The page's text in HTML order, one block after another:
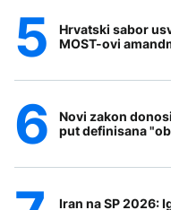
Hrvatski sabor
MOST-ovi
Novi zakon
put definisana
Iran na SP 2026: